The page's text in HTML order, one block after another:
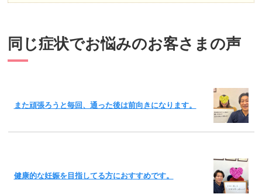
同じ症状でお悩みのお客さまの声
また頑張ろうと毎回、通った後は前向きになります。
健康的な妊娠を目指してる方におすすめです。